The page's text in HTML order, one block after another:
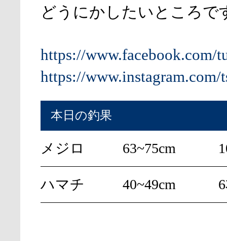
どうにかしたいところで
https://www.facebook.com/
https://www.instagram.com/
本日の釣果
メジロ 63~75cm
ハマチ 40~49cm